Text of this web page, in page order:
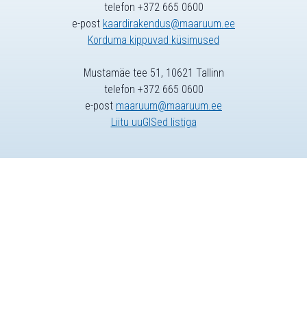
telefon +372 665 0600
e-post kaardirakendus@maaruum.ee
Korduma kippuvad küsimused
Mustamäe tee 51, 10621 Tallinn
telefon +372 665 0600
e-post maaruum@maaruum.ee
Liitu uuGISed listiga